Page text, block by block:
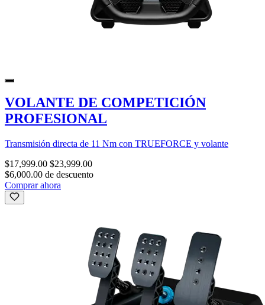
VOLANTE DE COMPETICIÓN
PROFESIONAL
Transmisión directa de 11 Nm con TRUEFORCE y volante
$17,999.00 $23,999.00
$6,000.00 de descuento
Comprar ahora